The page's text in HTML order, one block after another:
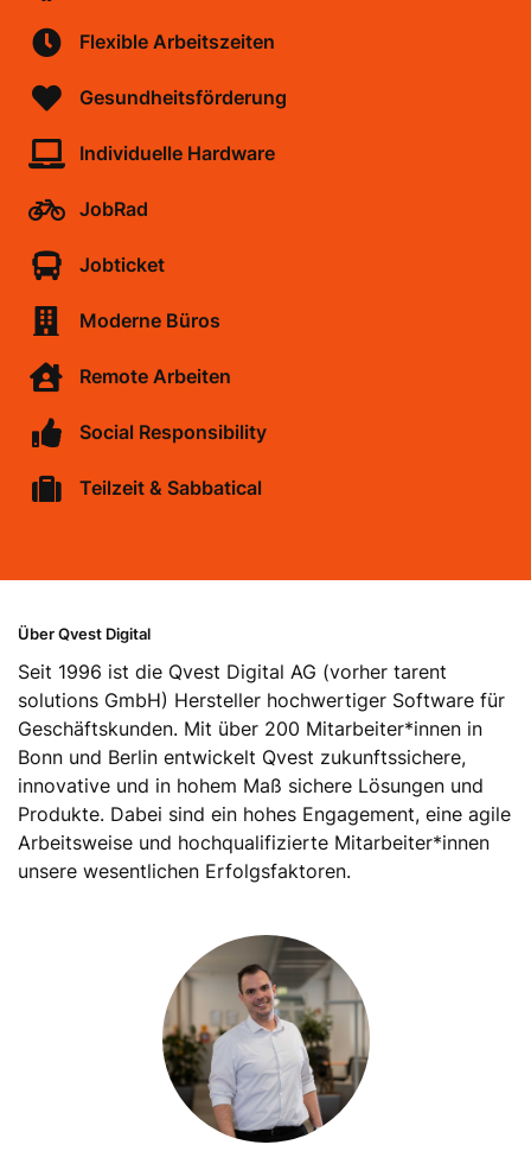
Flexible Arbeitszeiten
Gesundheitsförderung
Individuelle Hardware
JobRad
Jobticket
Moderne Büros
Remote Arbeiten
Social Responsibility
Teilzeit & Sabbatical
Über Qvest Digital
Seit 1996 ist die Qvest Digital AG (vorher tarent
solutions GmbH) Hersteller hochwertiger Software für
Geschäftskunden. Mit über 200 Mitarbeiter*innen in
Bonn und Berlin entwickelt Qvest zukunftssichere,
innovative und in hohem Maß sichere Lösungen und
Produkte. Dabei sind ein hohes Engagement, eine agile
Arbeitsweise und hochqualifizierte Mitarbeiter*innen
unsere wesentlichen Erfolgsfaktoren.